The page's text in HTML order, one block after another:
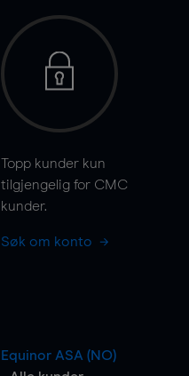
Topp kunder kun
tilgjengelig for CMC
kunder.
Søk om konto
Equinor ASA (NO)